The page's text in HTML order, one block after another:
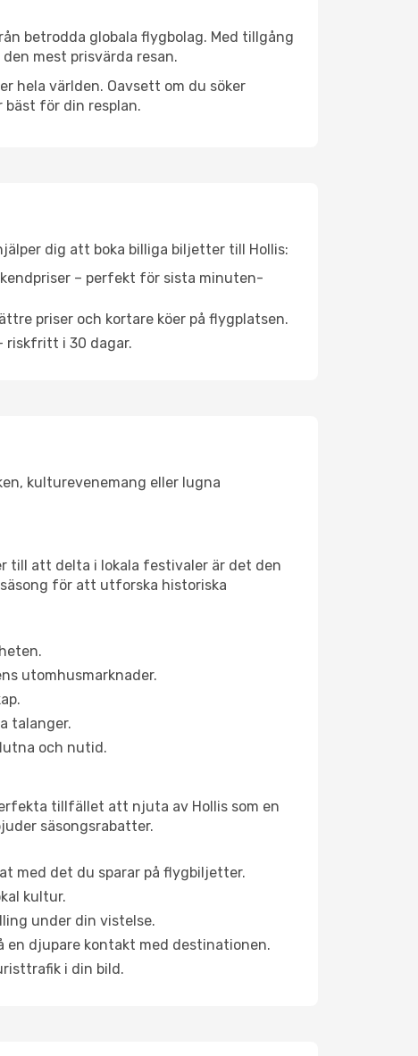
betrodda globala flygbolag. Med tillgång
mest prisvärda resan.
hela världen. Oavsett om du söker
bäst för din resplan.
dig att boka billiga biljetter till Hollis:
– perfekt för sista minuten-
priser och kortare köer på flygplatsen.
riskfritt i 30 dagar.
kulturevenemang eller lugna
till att delta i lokala festivaler är det den
för att utforska historiska
utomhusmarknader.
talanger.
och nutid.
tillfället att njuta av Hollis som en
säsongsrabatter.
med det du sparar på flygbiljetter.
kultur.
under din vistelse.
djupare kontakt med destinationen.
i din bild.